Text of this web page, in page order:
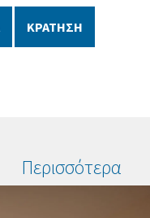
ΚΡΑΤΗΣΗ
Περισσότερα